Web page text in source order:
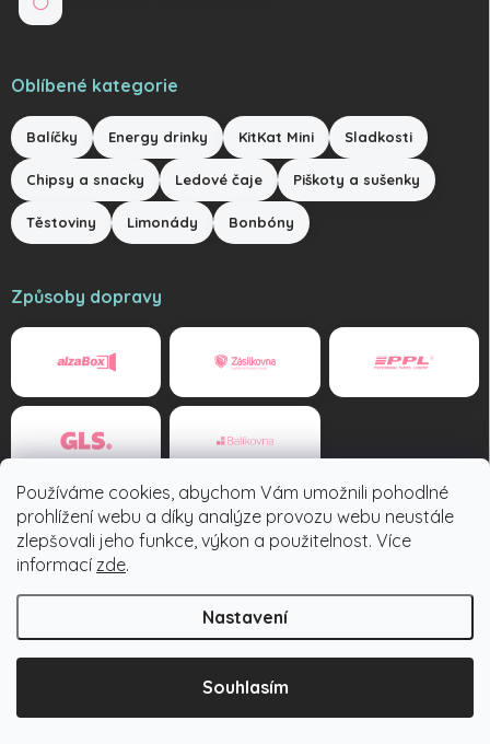
Používáme cookies, abychom Vám umožnili pohodlné
prohlížení webu a díky analýze provozu webu neustále
zlepšovali jeho funkce, výkon a použitelnost. Více
informací zde.
Nastavení
Souhlasím
Oblíbené kategorie
Balíčky Energy drinky KitKat Mini Sladkosti
Chipsy a snacky Ledové čaje Piškoty a sušenky
Těstoviny Limonády Bonbóny
Způsoby dopravy
Způsoby platby
Tuzexovky.cz . Všechna práva vyhrazena.